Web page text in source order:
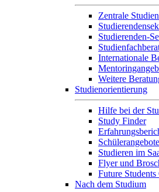
Zentrale
Studierenden-
Internationale
Weitere
Studienorientierung
Hilfe bei der
Study Finder
Schülerangebote
Studieren im
Flyer und
Future
Nach dem Studium